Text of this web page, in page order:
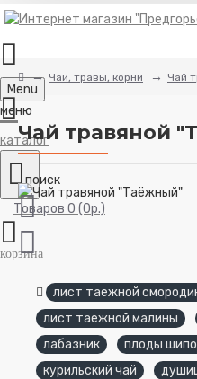
Menu
Товаров 0 (0р.)
Чаи, травы, корни Чай
Чай травяной
лист таежной
лист таежной малины
лабазник
плоды
курильский чай